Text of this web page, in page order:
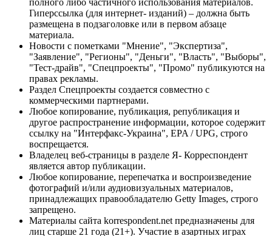
Гиперссылка (для интернет- изданий) – должна быть
размещена в подзаголовке или в первом абзаце
материала.
Новости с пометками "Мнение", "Экспертиза",
"Заявление", "Регионы", "Деньги", "Власть", "Выборы",
"Тест-драйв", "Спецпроекты", "Промо" публикуются на
правах рекламы.
Раздел Спецпроекты создается совместно с
коммерческими партнерами.
Любое копирование, публикация, републикация и
другое распространение информации, которое содержит
ссылку на "Интерфакс-Украина", EPA / UPG, строго
воспрещается.
Владелец веб-страницы в разделе Я- Корреспондент
является автор публикации.
Любое копирование, перепечатка и воспроизведение
фотографий и/или аудиовизуальных материалов,
принадлежащих правообладателю Getty Images, строго
запрещено.
Материалы сайта korrespondent.net предназначены для
лиц старше 21 года (21+). Участие в азартных играх